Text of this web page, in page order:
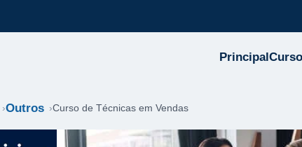
Principal
Outros Curso de Técnicas em Vendas